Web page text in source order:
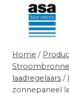
Doorgaan
inhoud
Home /
laadregelaars /
zonnepaneel